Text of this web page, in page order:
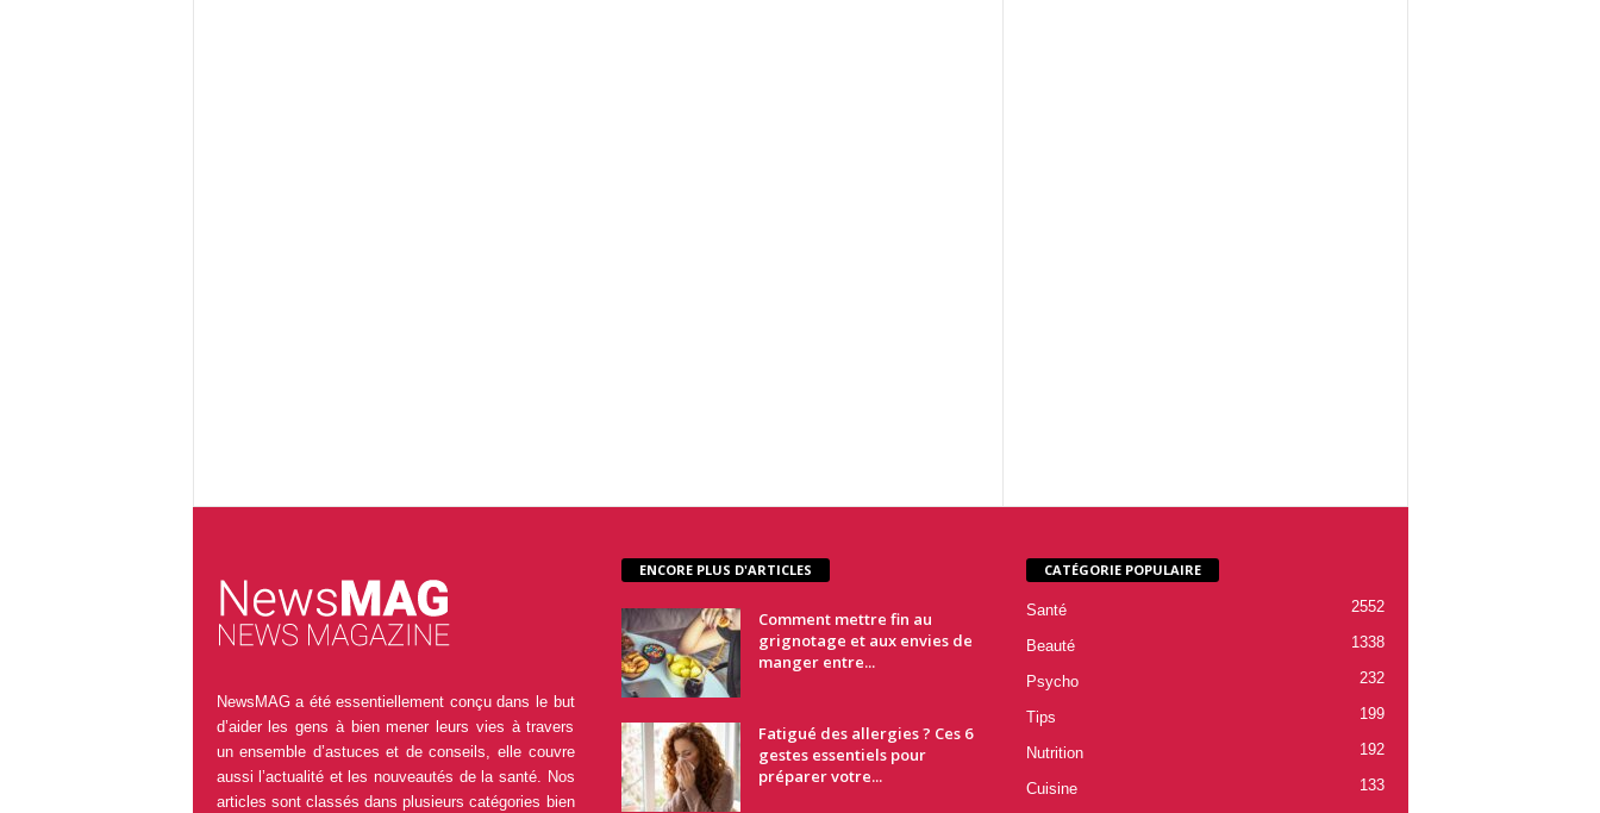
NewsMAG a été essentiellement conçu dans le but
d’aider les gens à bien mener leurs vies à travers
un ensemble d’astuces et de conseils, elle couvre
aussi l’actualité et les nouveautés de la santé. Nos
articles sont classés dans plusieurs catégories bien
ENCORE PLUS D'ARTICLES
Comment mettre fin au
grignotage et aux envies de
manger entre...
Fatigué des allergies ? Ces 6
gestes essentiels pour
préparer votre...
CATÉGORIE POPULAIRE
Santé 2552
Beauté 1338
Psycho 232
Tips 199
Nutrition 192
Cuisine
133